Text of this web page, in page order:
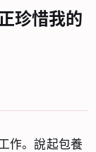
珍惜我的
作。說起包養